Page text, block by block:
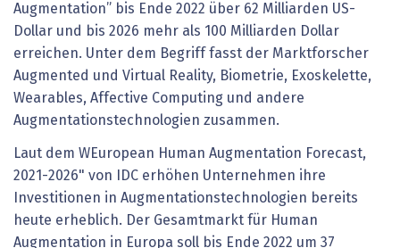
Augmentation” bis Ende 2022 über 62 Milliarden US-
Dollar und bis 2026 mehr als 100 Milliarden Dollar
erreichen. Unter dem Begriff fasst der Marktforscher
Augmented und Virtual Reality, Biometrie, Exoskelette,
Wearables, Affective Computing und andere
Augmentationstechnologien zusammen.
Laut dem WEuropean Human Augmentation Forecast,
2021-2026" von IDC erhöhen Unternehmen ihre
Investitionen in Augmentationstechnologien bereits
heute erheblich. Der Gesamtmarkt für Human
Augmentation in Europa soll bis Ende 2022 um 37